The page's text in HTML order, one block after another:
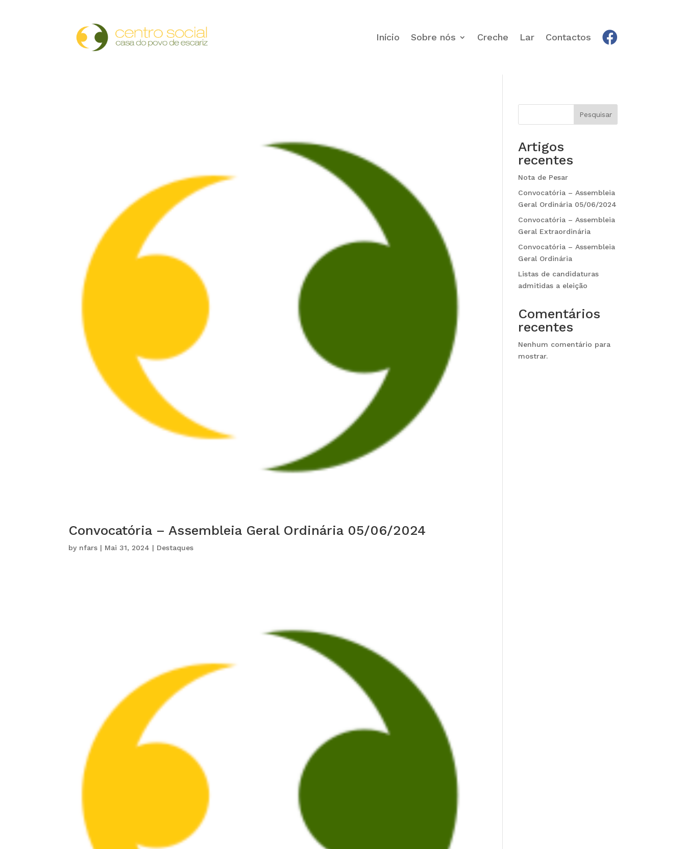
Início Sobre nós Creche Lar Contactos
Convocatória – Assembleia Geral Ordinária 05/06/2024
by nfars | Mai 31, 2024 | Destaques
Pesquisar
Artigos
recentes
Nota de Pesar
Convocatória – Assembleia
Geral Ordinária 05/06/2024
Convocatória – Assembleia
Geral Extraordinária
Convocatória – Assembleia
Geral Ordinária
Listas de candidaturas
admitidas a eleição
Comentários
recentes
Nenhum comentário para
mostrar.